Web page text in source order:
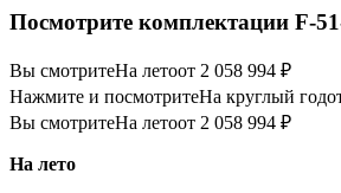
Посмотрите комплектации F-
Вы смотритеНа летоот 2 058 994 ₽
Нажмите и посмотритеНа круглый год
Вы смотритеНа летоот 2 058 994 ₽
На лето